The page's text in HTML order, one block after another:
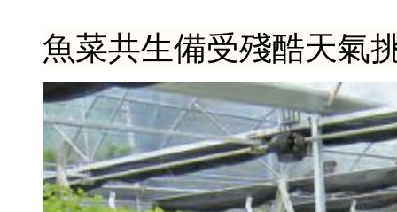
魚菜共生備受殘酷天氣